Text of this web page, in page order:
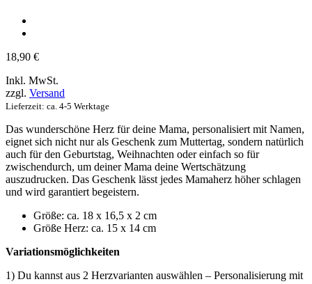
18,90 €
Inkl. MwSt.
zzgl. Versand
Lieferzeit: ca. 4-5 Werktage
Das wunderschöne Herz für deine Mama, personalisiert mit Namen,
eignet sich nicht nur als Geschenk zum Muttertag, sondern natürlich
auch für den Geburtstag, Weihnachten oder einfach so für
zwischendurch, um deiner Mama deine Wertschätzung
auszudrucken. Das Geschenk lässt jedes Mamaherz höher schlagen
und wird garantiert begeistern.
Größe: ca. 18 x 16,5 x 2 cm
Größe Herz: ca. 15 x 14 cm
Variationsmöglichkeiten
1) Du kannst aus 2 Herzvarianten auswählen – Personalisierung mit